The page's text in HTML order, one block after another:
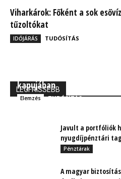
Viharkárok: Főként a sok
tűzoltókat
IDŐJÁRÁS TUDÓSÍTÁS
LEGFRISSEBB
kapujában
Elemzés TUDÓSÍTÁS
Javult a portfóliók
nyugdíjpénztári
Pénztárak
A magyar